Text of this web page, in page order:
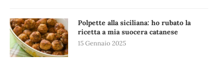
Polpette alla siciliana: ho rubato la
ricetta a mia suocera catanese
15 Gennaio 2025